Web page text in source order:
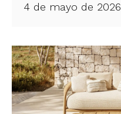
4 de mayo de 2026